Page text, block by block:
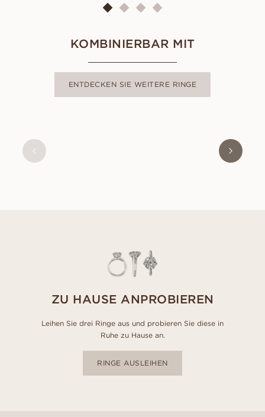
KOMBINIERBAR MIT
ENTDECKEN SIE WEITERE RINGE
ZU HAUSE ANPROBIEREN
Leihen Sie drei Ringe aus und probieren Sie diese in
Ruhe zu Hause an.
RINGE AUSLEIHEN